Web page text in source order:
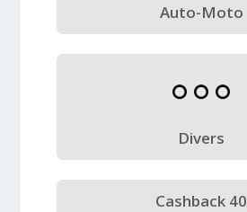
Auto-Moto
Divers
Cashback 40